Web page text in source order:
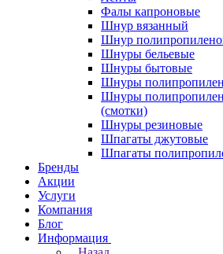
Фалы капроновые
Шнур вязанный
Шнур
Шнуры бельевые
Шнуры бытовые
Шнуры
Шнуры
(смотки)
Шнуры резиновые
Шпагаты джутовые
Шпагаты
Бренды
Акции
Услуги
Компания
Блог
Информация